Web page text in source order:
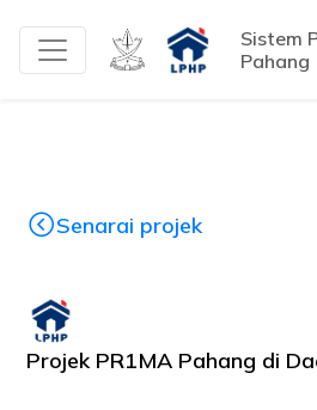
Sistem
Pahang
Senarai projek
Projek PR1MA Pahang di